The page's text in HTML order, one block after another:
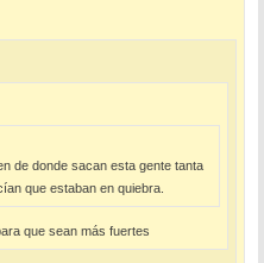
de donde sacan esta gente tanta
que estaban en quiebra.
que sean más fuertes